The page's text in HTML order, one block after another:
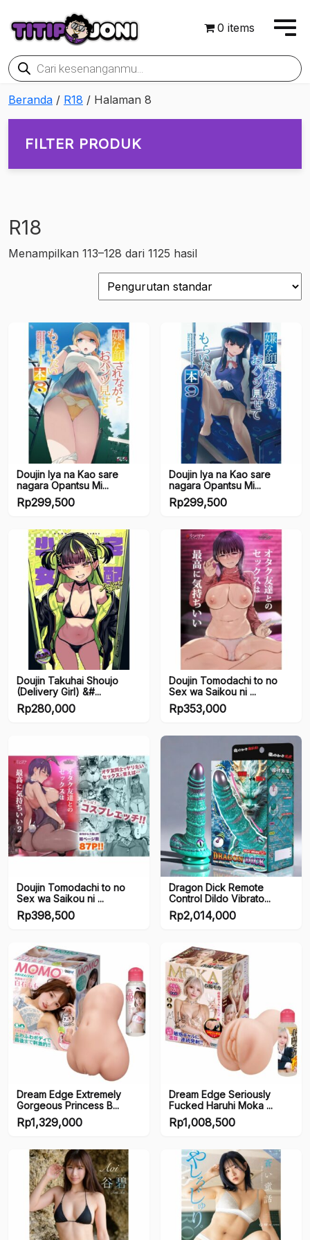
0 items
Products
search
Beranda / R18 / Halaman 8
FILTER PRODUK
Rp135,500
2,511,250 4,887,000 7,262,750
Kategori produk
Accessories
Dirudo
Eroge
Lubricant
Onaho
draft
Pre Order
Ready Stock
Ready Stock JP
Genders
Male
Brands
Brands
Artists
Artists
Series
R18
Menampilkan 113–128 dari 1125 hasil
Doujin Iya na Kao sare
nagara Opantsu Mi...
Rp299,500
Doujin Iya na Kao sare
nagara Opantsu Mi...
Rp299,500
Doujin Takuhai Shoujo
(Delivery Girl) &#...
Rp280,000
Doujin Tomodachi to no
Sex wa Saikou ni ...
Rp353,000
Doujin Tomodachi to no
Sex wa Saikou ni ...
Rp398,500
Dragon Dick Remote
Control Dildo Vibrato...
Rp2,014,000
Dream Edge Extremely
Gorgeous Princess B...
Rp1,329,000
Dream Edge Seriously
Fucked Haruhi Moka ...
Rp1,008,500